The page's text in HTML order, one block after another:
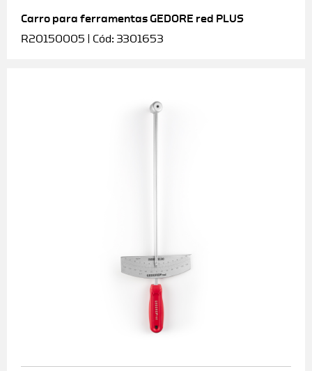
Carro para ferramentas GEDORE red PLUS
R20150005 | Cód: 3301653